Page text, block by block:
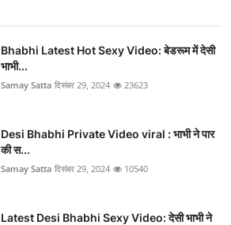
Bhabhi Latest Hot Sexy Video: बेडरूम में देसी
भाभी...
Samay Satta दिसंबर 29, 2024 23623
Desi Bhabhi Private Video viral : भाभी ने पार
की स...
Samay Satta दिसंबर 29, 2024 10540
Latest Desi Bhabhi Sexy Video: देसी भाभी ने